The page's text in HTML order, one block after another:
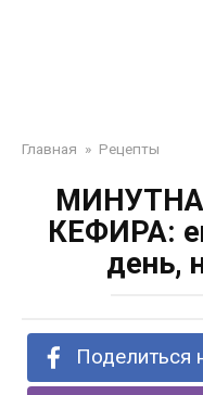
Главная » Рецепты
КЕФИРА:
день,
Поделиться